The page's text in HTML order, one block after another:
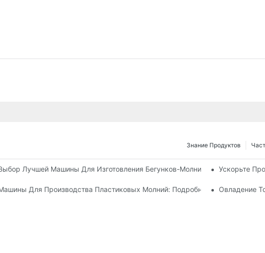
Знание Продуктов
Для Изготовления Бегунков Застежек-Молний
Лучшей Машины Для Изготовления Бегунков-Молний Для Нужд
Ускорьте
Для Изготовления Бегунков Застежек-Молний
Для Производства Пластиковых Молний: Подробное Руководство
Овладение